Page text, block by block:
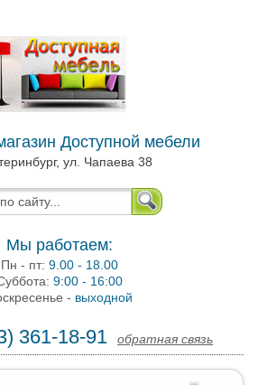
Доступной мебели
ул. Чапаева 38
Мы работаем:
Пн - пт:9.00 - 18.00
9:00 - 16:00
- выходной
361-18-91 обратная связь